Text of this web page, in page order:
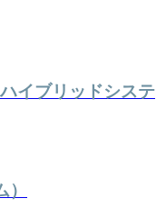
イブリッドシステ